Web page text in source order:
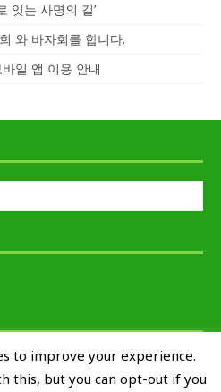
잇는 사명의 길’
와 바자회를 합니다.
일 앱 이용 안내
to improve your experience.
this, but you can opt-out if you